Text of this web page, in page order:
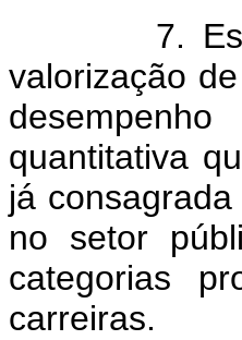
7. Essa
valorização
quantitativa
já
no setor
categorias
carreiras.